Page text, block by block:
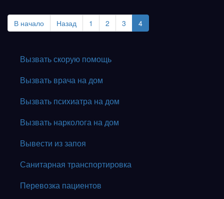
В начало Назад 1 2 3 4
Вызвать скорую помощь
Вызвать врача на дом
Вызвать психиатра на дом
Вызвать нарколога на дом
Вывести из запоя
Санитарная транспортировка
Перевозка пациентов